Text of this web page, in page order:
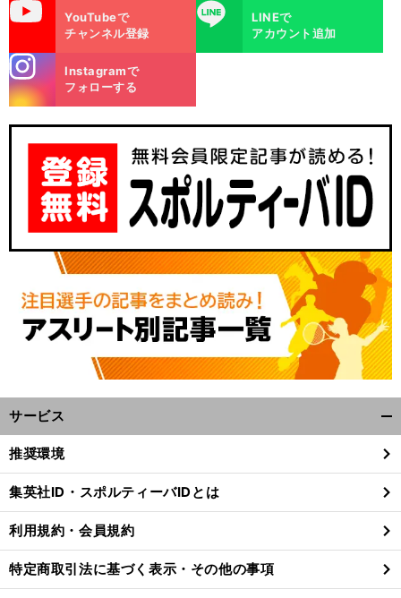
YouTubeで
チャンネル登録
LINE
LINEで
アカウント追加
m
Instagramで
フォローする
サービス
閉
る
推奨環境
集英社ID・スポルティーバIDとは
利用規約・会員規約
特定商取引法に基づく表示・その他の事項